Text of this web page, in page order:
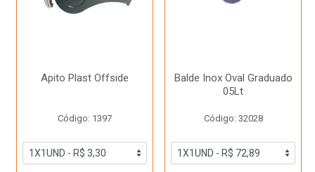
Apito Plast Offside
Código: 1397
Balde Inox Oval Graduado
05Lt
Código: 32028